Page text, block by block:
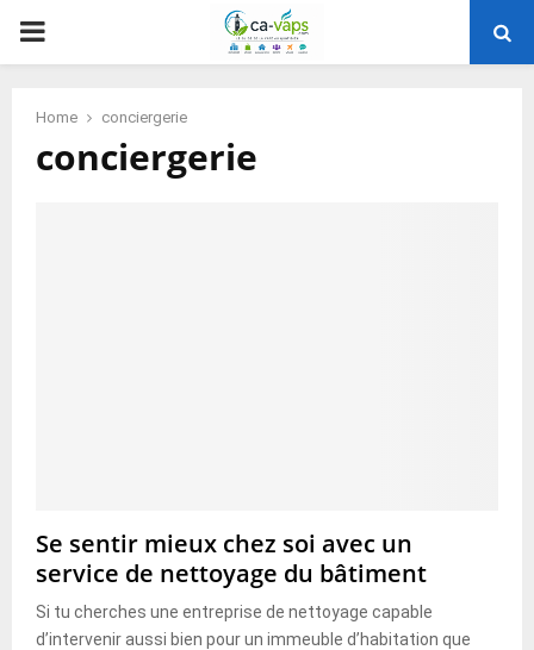
PRIMARY
Home conciergerie
conciergerie
Se sentir mieux chez soi avec un
service de nettoyage du bâtiment
Si tu cherches une entreprise de nettoyage capable
d’intervenir aussi bien pour un immeuble d’habitation que